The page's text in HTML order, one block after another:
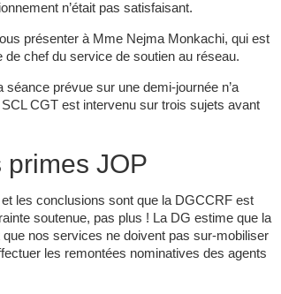
n’était pas satisfaisant.
présenter à Mme Nejma Monkachi, qui est
chef du service de soutien au réseau.
séance prévue sur une demi-journée n’a
CGT est intervenu sur trois sujets avant
primes JOP
les conclusions sont que la DGCCRF est
soutenue, pas plus ! La DG estime que la
nos services ne doivent pas sur-mobiliser
les remontées nominatives des agents